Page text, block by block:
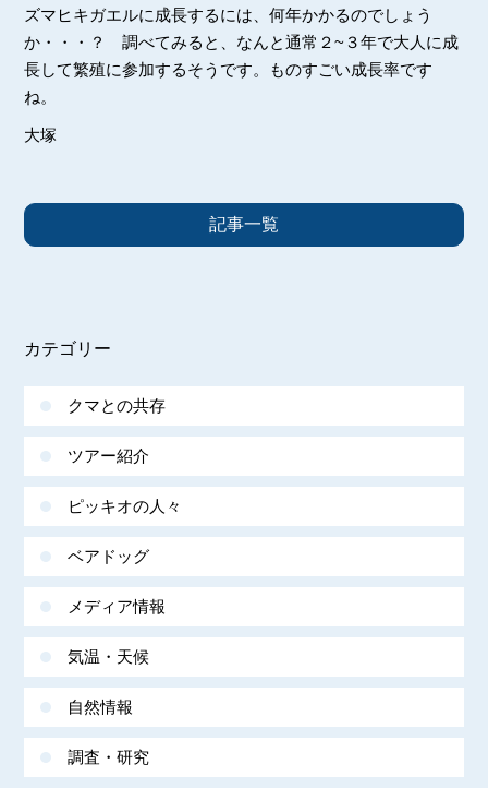
ズマヒキガエルに成長するには、何年かかるのでしょう
か・・・？ 調べてみると、なんと通常２~３年で大人に成
長して繁殖に参加するそうです。ものすごい成長率です
ね。
大塚
記事一覧
カテゴリー
クマとの共存
ツアー紹介
ピッキオの人々
ベアドッグ
メディア情報
気温・天候
自然情報
調査・研究